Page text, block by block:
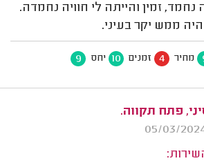
נחמד, זמין והייתה לי חוויה נחמדה.
ממש יקר בעיני.
מחיר 4 זמנים 10 יחס 9
פתח תקווה.